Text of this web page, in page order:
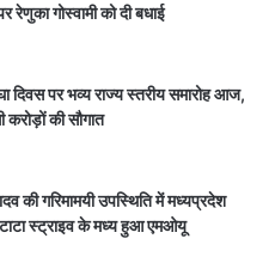
गोस्वामी को दी बधाई
दिवस पर भव्य राज्य स्तरीय समारोह आज,
करोड़ों की सौगात
की गरिमामयी उपस्थिति में मध्यप्रदेश
टाटा स्ट्राइव के मध्य हुआ एमओयू